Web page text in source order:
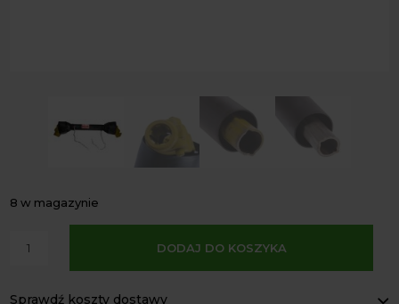
8 w magazynie
DODAJ DO KOSZYKA
t
e
Sprawdź koszty dostawy